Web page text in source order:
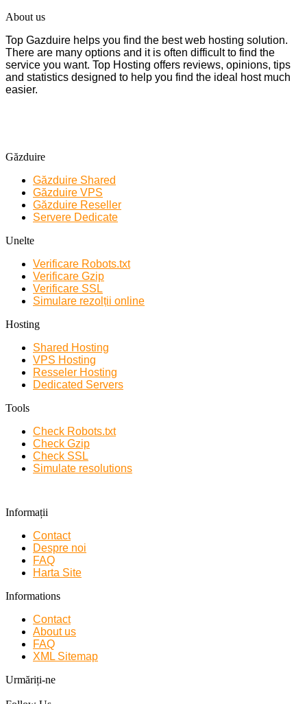
About us
Top Gazduire helps you find the best web hosting solution.
There are many options and it is often difficult to find the
service you want. Top Hosting offers reviews, opinions, tips
and statistics designed to help you find the ideal host much
easier.
Găzduire
Găzduire Shared
Găzduire VPS
Găzduire Reseller
Servere Dedicate
Unelte
Verificare Robots.txt
Verificare Gzip
Verificare SSL
Simulare rezolții online
Hosting
Shared Hosting
VPS Hosting
Resseler Hosting
Dedicated Servers
Tools
Check Robots.txt
Check Gzip
Check SSL
Simulate resolutions
Informații
Contact
Despre noi
FAQ
Harta Site
Informations
Contact
About us
FAQ
XML Sitemap
Urmăriți-ne